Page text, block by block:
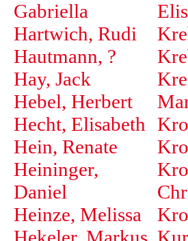
Gabriella
Hartwich, Rudi
Hautmann, ?
Hay, Jack
Hebel, Herbert
Hecht, Elisabeth
Hein, Renate
Heininger,
Daniel
Heinze, Melissa